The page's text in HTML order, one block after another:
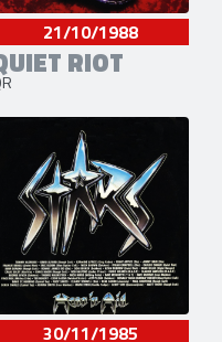
21/10/1988
RIOT
30/11/1985